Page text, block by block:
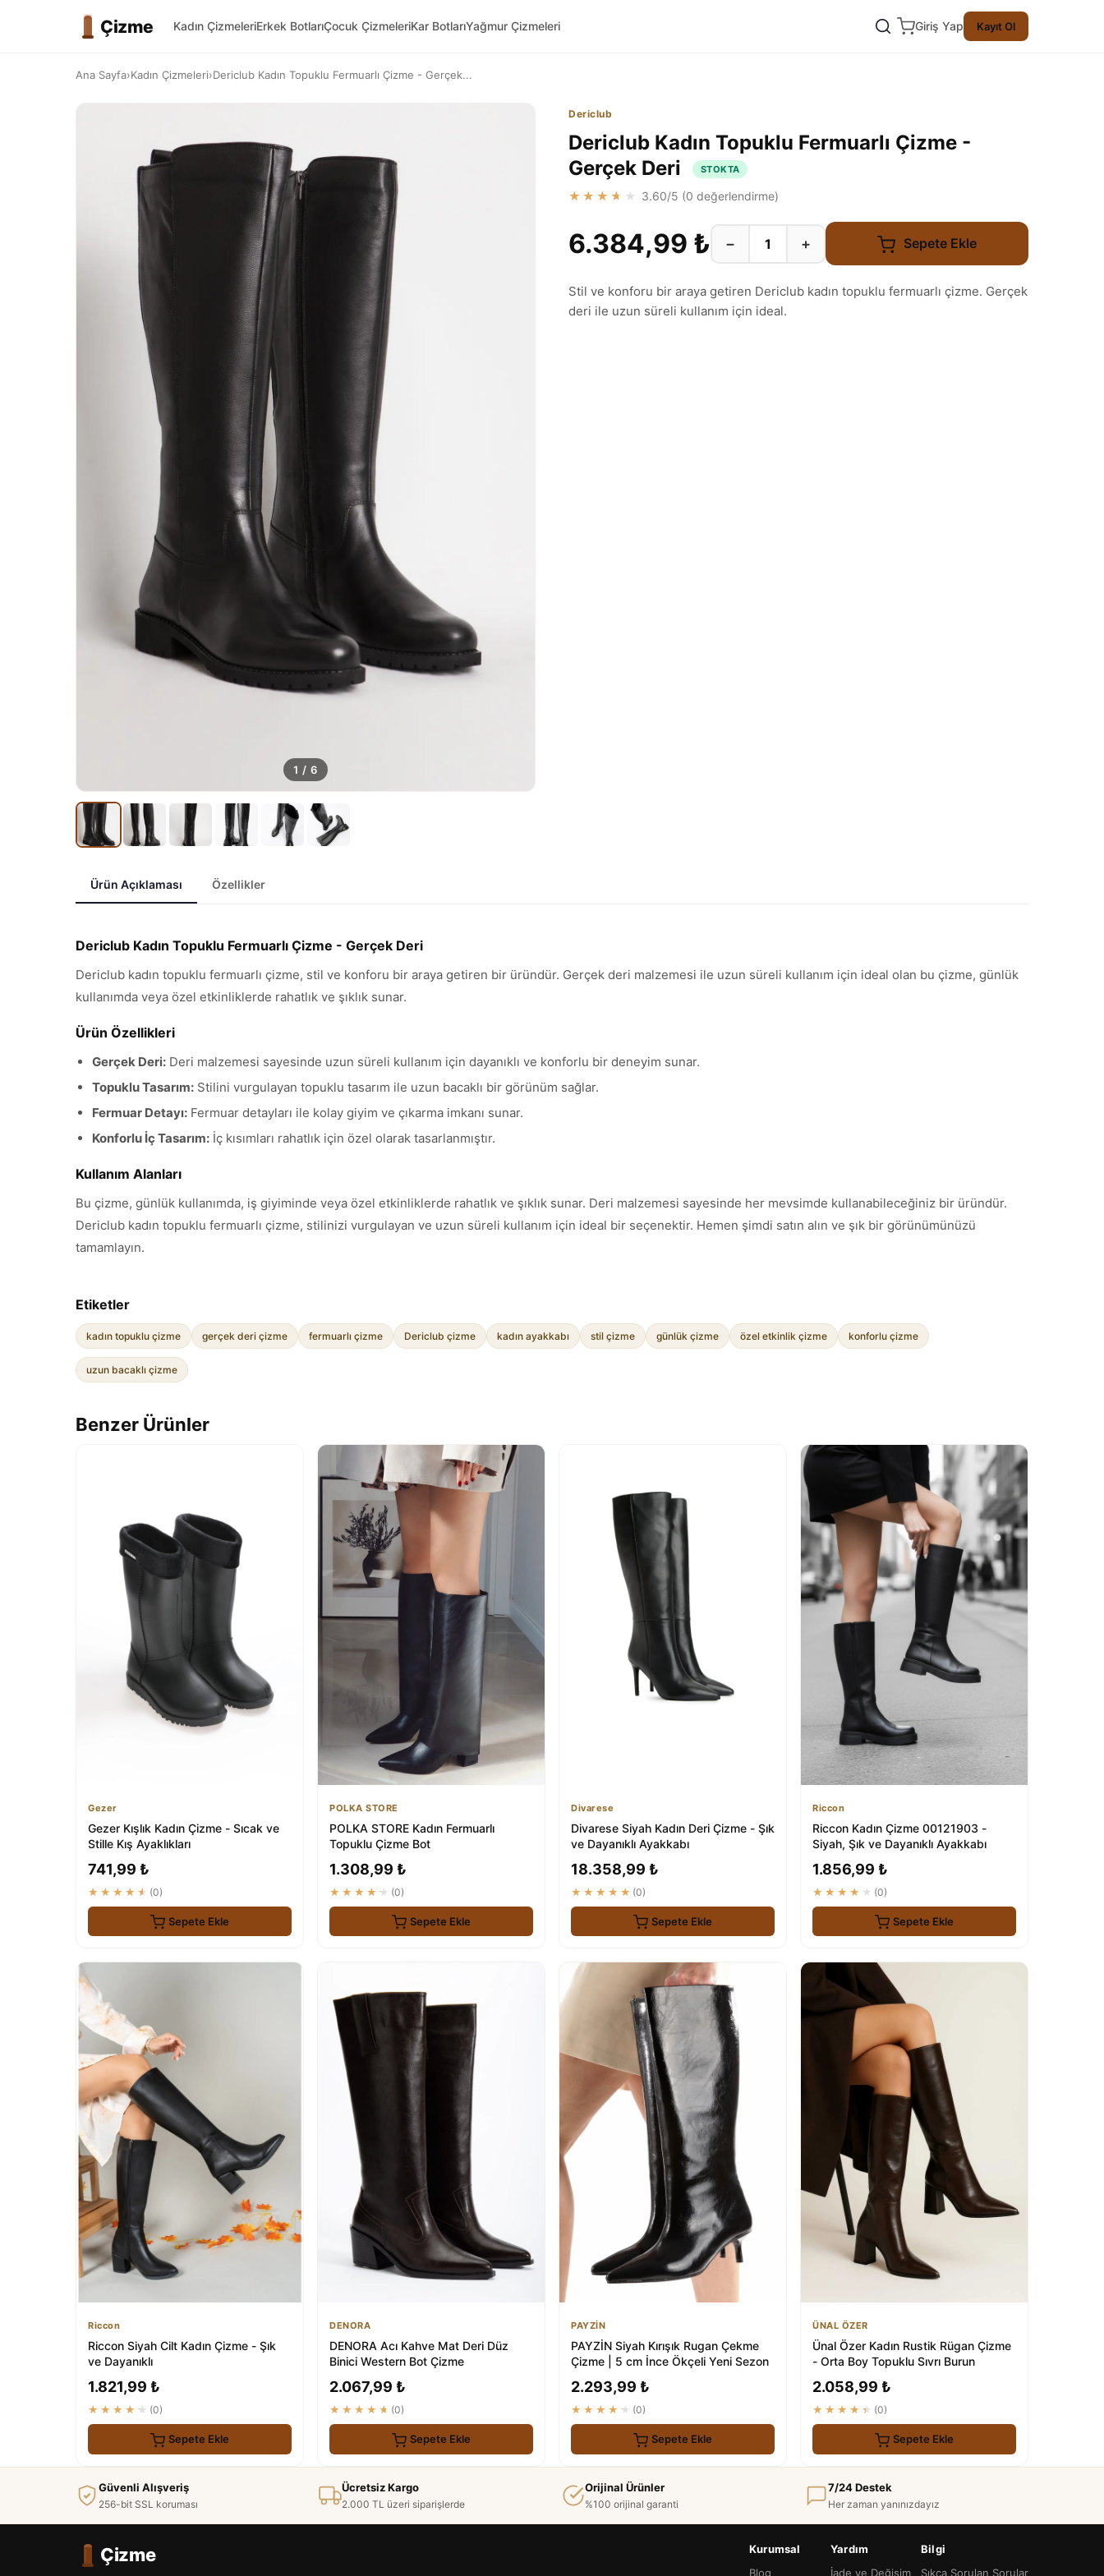
Çizme Kadın ÇizmeleriErkek BotlarıÇocuk ÇizmeleriKar BotlarıYağmur Çizmeleri Giriş Yap Kayıt Ol
Ana Sayfa›Kadın Çizmeleri›Dericlub Kadın Topuklu Fermuarlı Çizme - Gerçek...
1 / 6
Dericlub
Dericlub Kadın Topuklu Fermuarlı Çizme -
Gerçek Deri
STOKTA
★★★★★ 3.60/5 (0 değerlendirme)
6.384,99 ₺ − + Sepete Ekle
Stil ve konforu bir araya getiren Dericlub kadın topuklu fermuarlı çizme. Gerçek
deri ile uzun süreli kullanım için ideal.
Ürün Açıklaması Özellikler
Dericlub Kadın Topuklu Fermuarlı Çizme - Gerçek Deri
Dericlub kadın topuklu fermuarlı çizme, stil ve konforu bir araya getiren bir üründür. Gerçek deri malzemesi ile uzun süreli kullanım için ideal olan bu çizme, günlük
kullanımda veya özel etkinliklerde rahatlık ve şıklık sunar.
Ürün Özellikleri
Gerçek Deri: Deri malzemesi sayesinde uzun süreli kullanım için dayanıklı ve konforlu bir deneyim sunar.
Topuklu Tasarım: Stilini vurgulayan topuklu tasarım ile uzun bacaklı bir görünüm sağlar.
Fermuar Detayı: Fermuar detayları ile kolay giyim ve çıkarma imkanı sunar.
Konforlu İç Tasarım: İç kısımları rahatlık için özel olarak tasarlanmıştır.
Kullanım Alanları
Bu çizme, günlük kullanımda, iş giyiminde veya özel etkinliklerde rahatlık ve şıklık sunar. Deri malzemesi sayesinde her mevsimde kullanabileceğiniz bir üründür.
Dericlub kadın topuklu fermuarlı çizme, stilinizi vurgulayan ve uzun süreli kullanım için ideal bir seçenektir. Hemen şimdi satın alın ve şık bir görünümünüzü
tamamlayın.
Etiketler
kadın topuklu çizme gerçek deri çizme fermuarlı çizme Dericlub çizme kadın ayakkabı stil çizme günlük çizme özel etkinlik çizme konforlu çizme
uzun bacaklı çizme
Benzer Ürünler
Gezer
Gezer Kışlık Kadın Çizme - Sıcak ve
Stille Kış Ayaklıkları
741,99 ₺
★★★★★ (0)
Sepete Ekle
POLKA STORE
POLKA STORE Kadın Fermuarlı
Topuklu Çizme Bot
1.308,99 ₺
★★★★★ (0)
Sepete Ekle
Divarese
Divarese Siyah Kadın Deri Çizme - Şık
ve Dayanıklı Ayakkabı
18.358,99 ₺
★★★★★ (0)
Sepete Ekle
Riccon
Riccon Kadın Çizme 00121903 -
Siyah, Şık ve Dayanıklı Ayakkabı
1.856,99 ₺
★★★★★ (0)
Sepete Ekle
Riccon
Riccon Siyah Cilt Kadın Çizme - Şık
ve Dayanıklı
1.821,99 ₺
★★★★★ (0)
Sepete Ekle
DENORA
DENORA Acı Kahve Mat Deri Düz
Binici Western Bot Çizme
2.067,99 ₺
★★★★★ (0)
Sepete Ekle
PAYZİN
PAYZİN Siyah Kırışık Rugan Çekme
Çizme | 5 cm İnce Ökçeli Yeni Sezon
2.293,99 ₺
★★★★★ (0)
Sepete Ekle
ÜNAL ÖZER
Ünal Özer Kadın Rustik Rügan Çizme
- Orta Boy Topuklu Sıvrı Burun
2.058,99 ₺
★★★★★ (0)
Sepete Ekle
Güvenli Alışveriş
256-bit SSL koruması
Ücretsiz Kargo
2.000 TL üzeri siparişlerde
Orijinal Ürünler
%100 orijinal garanti
7/24 Destek
Her zaman yanınızdayız
Çizme
Kurumsal
Blog
Yardım
İade ve Değişim
Bilgi
Sıkça Sorulan Sorular